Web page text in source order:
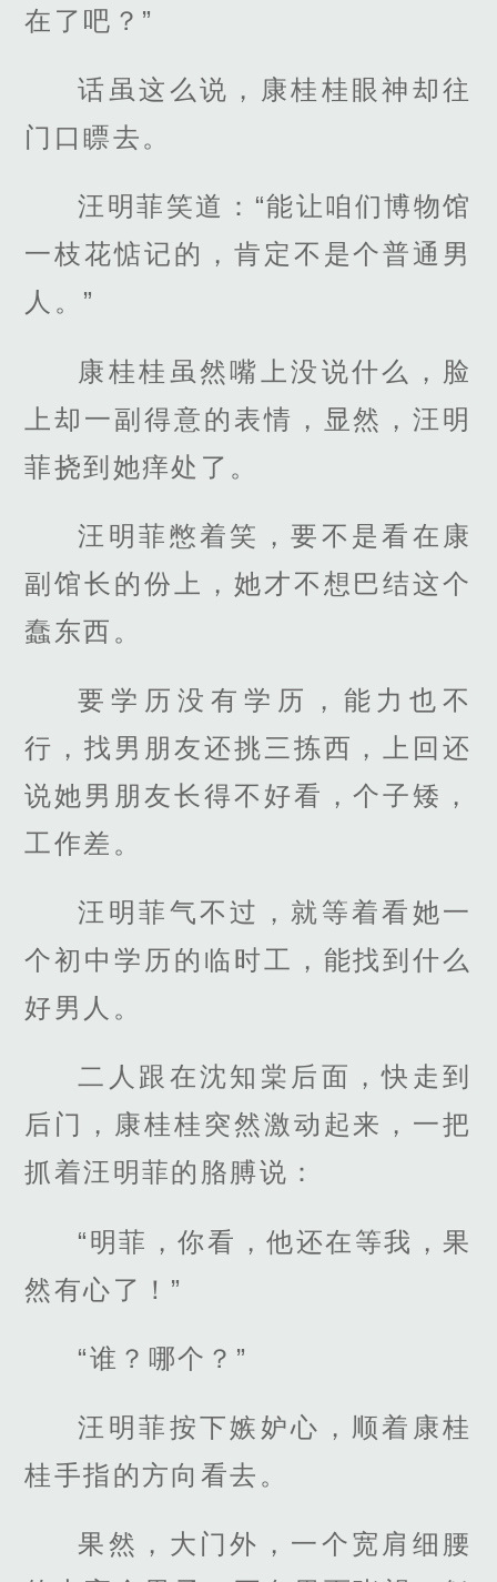
在了吧？”
话虽这么说，康桂桂眼神却往
门口瞟去。
汪明菲笑道：“能让咱们博物馆
一枝花惦记的，肯定不是个普通男
人。”
康桂桂虽然嘴上没说什么，脸
上却一副得意的表情，显然，汪明
菲挠到她痒处了。
汪明菲憋着笑，要不是看在康
副馆长的份上，她才不想巴结这个
蠢东西。
要学历没有学历，能力也不
行，找男朋友还挑三拣西，上回还
说她男朋友长得不好看，个子矮，
工作差。
汪明菲气不过，就等着看她一
个初中学历的临时工，能找到什么
好男人。
二人跟在沈知棠后面，快走到
后门，康桂桂突然激动起来，一把
抓着汪明菲的胳膊说：
“明菲，你看，他还在等我，果
然有心了！”
“谁？哪个？”
汪明菲按下嫉妒心，顺着康桂
桂手指的方向看去。
果然，大门外，一个宽肩细腰